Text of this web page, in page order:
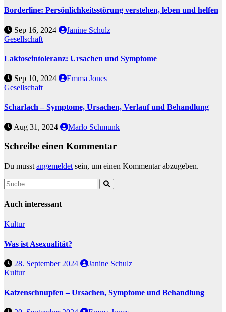
Borderline: Persönlichkeitsstörung verstehen, leben und helfen
Sep 16, 2024
Janine Schulz
Gesellschaft
Laktoseintoleranz: Ursachen und Symptome
Sep 10, 2024
Emma Jones
Gesellschaft
Scharlach – Symptome, Ursachen, Verlauf und Behandlung
Aug 31, 2024 Marlo Schmunk
Schreibe einen Kommentar
Du musst angemeldet sein, um einen Kommentar abzugeben.
Auch interessant
Kultur
Was ist Asexualität?
28. September 2024
Janine Schulz
Kultur
Katzenschnupfen – Ursachen, Symptome und Behandlung